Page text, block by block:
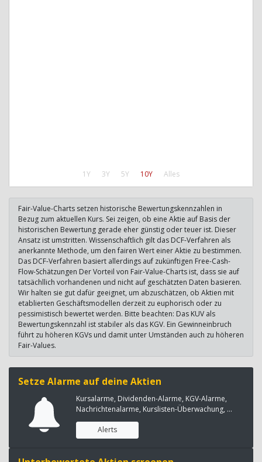
1Y 3Y 5Y 10Y Alles
Fair-Value-Charts setzen historische Bewertungskennzahlen in
Bezug zum aktuellen Kurs. Sei zeigen, ob eine Aktie auf Basis der
historischen Bewertung gerade eher günstig oder teuer ist. Dieser
Ansatz ist umstritten. Wissenschaftlich gilt das DCF-Verfahren als
anerkannte Methode, um den fairen Wert einer Aktie zu bestimmen.
Das DCF-Verfahren basiert allerdings auf zukünftigen Free-Cash-
Flow-Schätzungen Der Vorteil von Fair-Value-Charts ist, dass sie auf
tatsächllich vorhandenen und nicht auf geschätzten Daten basieren.
Wir halten sie gut dafür geeignet, um abzuschätzen, ob Aktien mit
etablierten Geschäftsmodellen derzeit zu euphorisch oder zu
pessimistisch bewertet werden. Bitte beachten: Das KUV als
Bewertungskennzahl ist stabiler als das KGV. Ein Gewinneinbruch
führt zu höheren KGVs und damit unter Umständen auch zu höheren
Fair-Values.
Setze Alarme auf deine Aktien
Kursalarme, Dividenden-Alarme, KGV-Alarme,
Nachrichtenalarme, Kurslisten-Überwachung, ...
Alerts